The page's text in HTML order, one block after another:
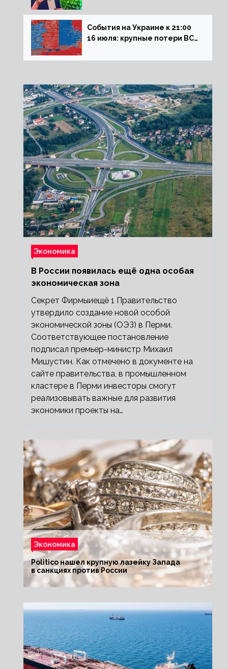
на рынок РФ
События на Украине к 21:00
16 июля: крупные потери ВСУ
обстреливает Донбасс из
Экономика
В России появилась ещё одна особая
экономическая зона
Секрет Фирмыиещё 1 Правительство
утвердило создание новой особой
экономической зоны (ОЭЗ) в Перми.
Соответствующее постановление
подписал премьер-министр Михаил
Мишустин. Как отмечено в документе на
сайте правительства, в промышленном
кластере в Перми инвесторы смогут
реализовывать важные для развития
экономики проекты на…
Экономика
Politico нашел крупную лазейку Запада
в санкциях против России